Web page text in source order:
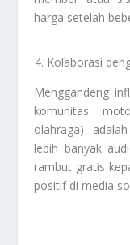
harga setelah
Kolaborasi
Menggandeng
komunitas
olahraga)
lebih banyak
rambut gratis
positif di media